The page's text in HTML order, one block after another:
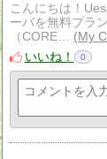
こんにちは！
ーバを無料プラ
（CORE…
My
いいね！
0